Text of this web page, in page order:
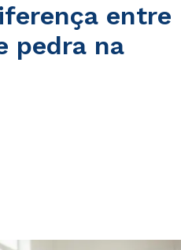
entre
pedra na